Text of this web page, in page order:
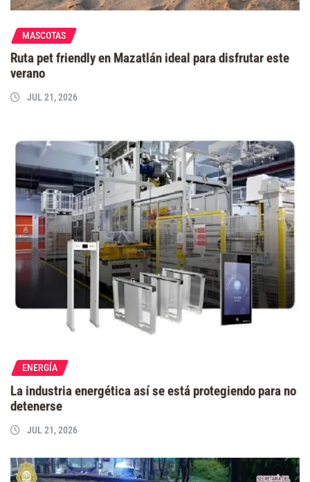
MASCOTAS
Ruta pet friendly en Mazatlán ideal para disfrutar este
verano
JUL 21, 2026
ENERGÍA
La industria energética así se está protegiendo para no
detenerse
JUL 21, 2026